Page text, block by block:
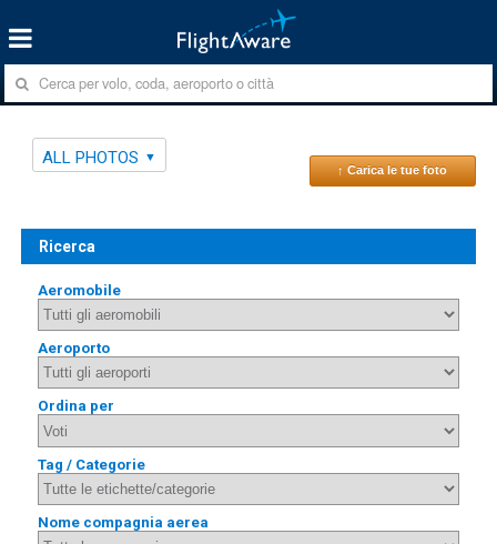
ALL PHOTOS
↑ Carica le tue foto
Ricerca
Aeromobile
Aeroporto
Ordina per
Tag / Categorie
Nome compagnia aerea